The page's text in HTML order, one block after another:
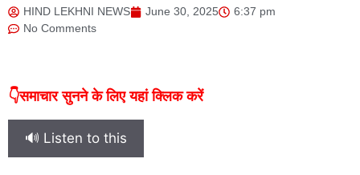
HIND LEKHNI NEWS June 30, 2025
6:37 pm
No Comments
👇समाचार सुनने के लिए यहां क्लिक करें
🔊 Listen to this